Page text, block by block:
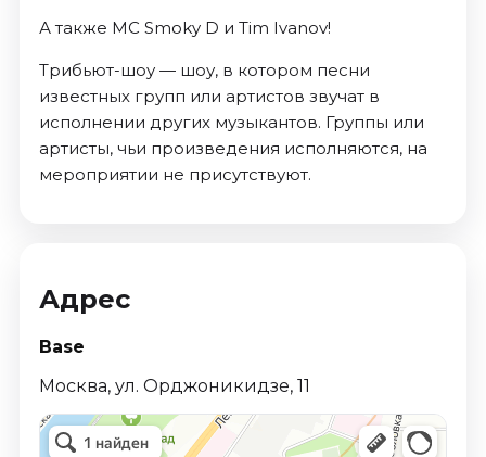
А также MC Smoky D и Tim Ivanov!
Трибьют-шоу — шоу, в котором песни
известных групп или артистов звучат в
исполнении других музыкантов. Группы или
артисты, чьи произведения исполняются, на
мероприятии не присутствуют.
Адрес
Base
Москва, ул. Орджоникидзе, 11